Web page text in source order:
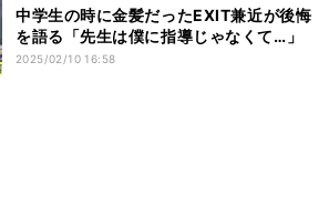
中学生の時に金髪だったEXIT兼近が後悔
を語る「先生は僕に指導じゃなくて…」
2025/02/10 16:58